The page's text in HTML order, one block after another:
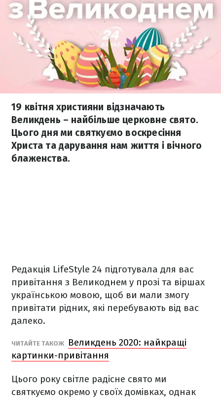
19 квітня християни відзначають
Великдень – найбільше церковне свято.
Цього дня ми святкуємо воскресіння
Христа та дарування нам життя і вічного
блаженства.
Редакція LifeStyle 24 підготувала для вас
привітання з Великоднем у прозі та віршах
українською мовою, щоб ви мали змогу
привітати рідних, які перебувають від вас
далеко.
ЧИТАЙТЕ ТАКОЖ
Великдень 2020: найкращі
картинки-привітання
Цього року світле радісне свято ми
святкуємо окремо у своїх домівках, однак